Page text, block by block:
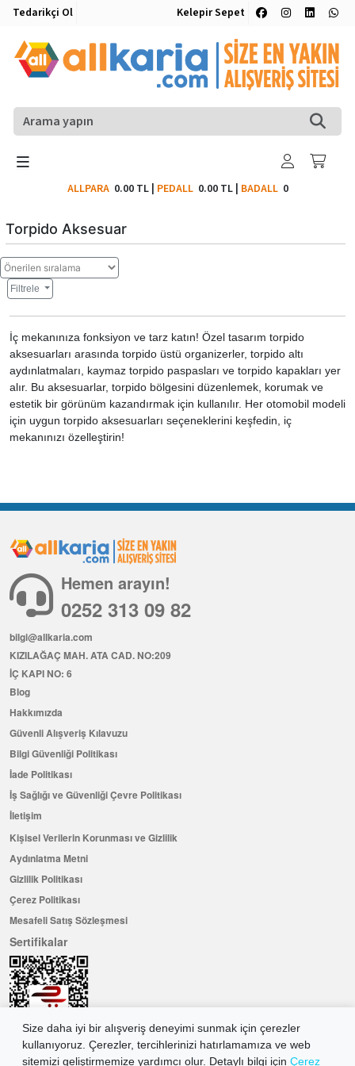
Tedarikçi Ol Kelepir Sepet
ALLPARA 0.00 TL| PEDALL 0.00 TL| BADALL0
Torpido Aksesuar
Filtrele
İç mekanınıza fonksiyon ve tarz katın! Özel tasarım torpido
aksesuarları arasında torpido üstü organizerler, torpido altı
aydınlatmaları, kaymaz torpido paspasları ve torpido kapakları yer
alır. Bu aksesuarlar, torpido bölgesini düzenlemek, korumak ve
estetik bir görünüm kazandırmak için kullanılır. Her otomobil modeli
için uygun torpido aksesuarları seçeneklerini keşfedin, iç
mekanınızı özelleştirin!
Size daha iyi bir alışveriş deneyimi sunmak için çerezler
kullanıyoruz. Çerezler, tercihlerinizi hatırlamamıza ve web
sitemizi geliştirmemize yardımcı olur. Detaylı bilgi için Çerez
Hemen arayın!
0252 313 09 82
bilgi@allkaria.com
KIZILAĞAÇ MAH. ATA CAD. NO:209
İÇ KAPI NO: 6
Blog
Hakkımızda
Güvenli Alışveriş Kılavuzu
Bilgi Güvenliği Politikası
İade Politikası
İş Sağlığı ve Güvenliği Çevre Politikası
İletişim
Kişisel Verilerin Korunması ve Gizlilik
Aydınlatma Metni
Gizlilik Politikası
Çerez Politikası
Mesafeli Satış Sözleşmesi
Sertifikalar